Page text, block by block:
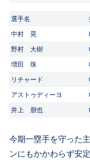
選手名
中村 晃
野村 大樹
増田 珠
リチャード
アストゥディーヨ
井上 朋也
今期一塁手を守った
ンにもかかわらず安